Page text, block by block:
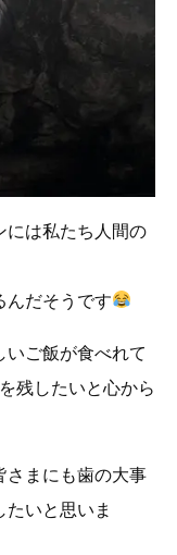
には私たち人間の
んだそうです
いご飯が食べれて
残したいと心から
さまにも歯の大事
いと思いま